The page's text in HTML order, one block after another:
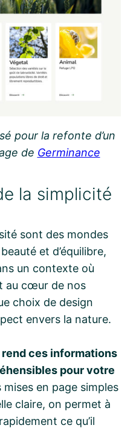
pour la refonte d’un
de Germinance
la simplicité
sont des mondes
et d’équilibre,
un contexte où
au cœur de nos
choix de design
envers la nature.
ces informations
pour votre
mises en page simples
claire, on permet à
ce qu’il